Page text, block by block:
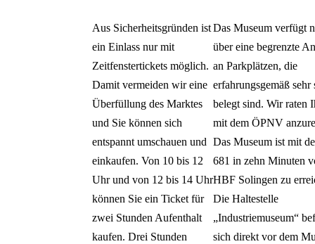
Aus Sicherheitsgründen ist
ein Einlass nur mit
Zeitfenstertickets möglich.
Damit vermeiden wir eine
Überfüllung des Marktes
und Sie können sich
entspannt umschauen und
einkaufen. Von 10 bis 12
Uhr und von 12 bis 14 Uhr
können Sie ein Ticket für
zwei Stunden Aufenthalt
kaufen. Drei Stunden
Das Museum verfügt
über eine begrenzte
an Parkplätzen, die
erfahrungsgemäß sehr
belegt sind. Wir raten
mit dem ÖPNV
Das Museum ist mit
681 in zehn Minuten
HBF Solingen zu
Die Haltestelle
„Industriemuseum“
sich direkt vor dem